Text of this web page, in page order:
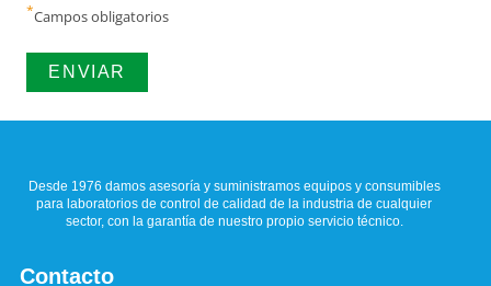
*Campos obligatorios
Desde 1976 damos asesoría y suministramos equipos y consumibles
para laboratorios de control de calidad de la industria de cualquier
sector, con la garantía de nuestro propio servicio técnico.
Contacto